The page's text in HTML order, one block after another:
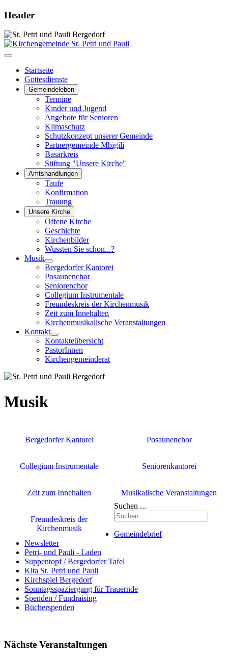
Header
Startseite
Gottesdienste
Gemeindeleben
Termine
Kinder und Jugend
Angebote für Senioren
Klimaschutz
Schutzkonzept unserer Gemeinde
Partnergemeinde Mbigili
Basarkreis
Stiftung "Unsere Kirche"
Amtshandlungen
Taufe
Konfirmation
Trauung
Unsere Kirche
Offene Kirche
Geschichte
Kirchenbilder
Wussten Sie schon...?
Musik
Bergedorfer Kantorei
Posaunenchor
Seniorenchor
Collegium Instrumentale
Freundeskreis der Kirchenmusik
Zeit zum Innehalten
Kirchenmusikalische Veranstaltungen
Kontakt
Kontakteübersicht
PastorInnen
Kirchengemeinderat
Musik
Bergedorfer Kantorei Posaunenchor
Collegium Instrumentale Seniorenkantorei
Zeit zum Innehalten Musikalische Veranstaltungen
Freundeskreis der
Kirchenmusik
Suchen ...
Gemeindebrief
Newsletter
Petri- und Pauli - Laden
Suppentopf / Bergedorfer Tafel
Kita St. Petri und Pauli
Kirchspiel Bergedorf
Sonntagsspaziergang für Trauernde
Spenden / Fundraising
Bücherspenden
Nächste Veranstaltungen